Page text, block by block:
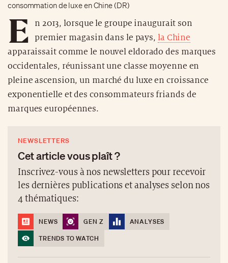
consommation de luxe en Chine (DR)
E
n 2013, lorsque le groupe inaugurait son
premier magasin dans le pays, la Chine
apparaissait comme le nouvel eldorado des marques
occidentales, réunissant une classe moyenne en
pleine ascension, un marché du luxe en croissance
exponentielle et des consommateurs friands de
marques européennes.
NEWSLETTERS
Cet article vous plaît ?
Inscrivez-vous à nos newsletters pour recevoir
les dernières publications et analyses selon nos
4 thématiques:
NEWS GEN Z
ANALYSES
TRENDS TO WATCH